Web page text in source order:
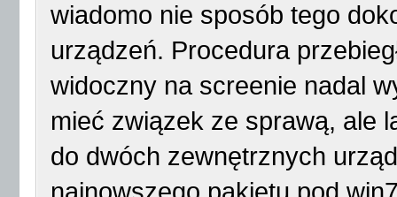
wiadomo nie sposób tego
urządzeń. Procedura
widoczny na screenie nadal
mieć związek ze sprawą, ale
do dwóch zewnętrznych